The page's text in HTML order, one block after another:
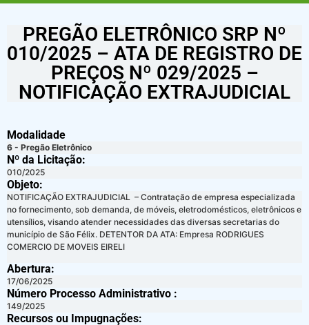
PREGÃO ELETRÔNICO SRP Nº
010/2025 – ATA DE REGISTRO DE
PREÇOS Nº 029/2025 –
NOTIFICAÇÃO EXTRAJUDICIAL
Modalidade
6 - Pregão Eletrônico
Nº da Licitação: ​​
010/2025
Objeto:
NOTIFICAÇÃO EXTRAJUDICIAL – Contratação de empresa especializada
no fornecimento, sob demanda, de móveis, eletrodomésticos, eletrônicos e
utensílios, visando atender necessidades das diversas secretarias do
município de São Félix. DETENTOR DA ATA: Empresa RODRIGUES
COMERCIO DE MOVEIS EIRELI
Abertura:
17/06/2025
Número Processo Administrativo :
149/2025
Recursos ou Impugnações: ​